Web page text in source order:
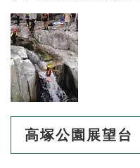
高塚公園展望台